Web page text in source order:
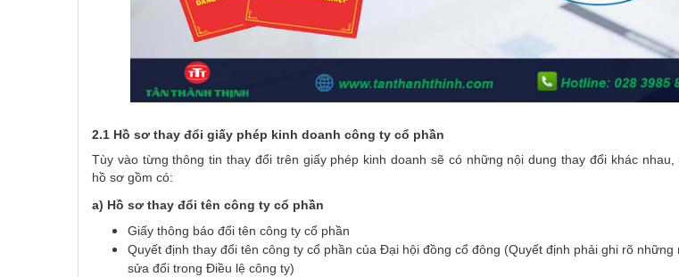
2.1 Hồ sơ thay đổi giấy phép kinh doanh công ty cổ phần
Tùy vào từng thông tin thay đổi trên giấy phép kinh doanh sẽ có những nội dung thay đổi khác nhau,
hồ sơ gồm có:
a) Hồ sơ thay đổi tên công ty cổ phần
Giấy thông báo đổi tên công ty cổ phần
Quyết định thay đổi tên công ty cổ phần của Đại hội đồng cổ đông (Quyết định phải ghi rõ những
sửa đổi trong Điều lệ công ty)